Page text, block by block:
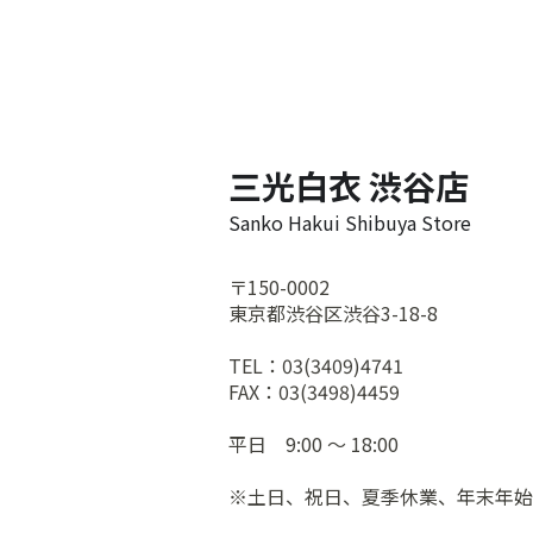
三光白衣 渋谷店
Sanko Hakui Shibuya Store
〒150-0002
東京都渋谷区渋谷3-18-8
TEL：03(3409)4741
FAX：03(3498)4459
平日 9:00 ～ 18:00
※土日、祝日、夏季休業、年末年